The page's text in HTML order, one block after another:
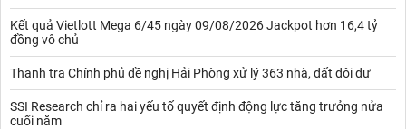
Kết quả Vietlott Mega 6/45 ngày 09/08/2026 Jackpot hơn 16,4 tỷ
đồng vô chủ
Thanh tra Chính phủ đề nghị Hải Phòng xử lý 363 nhà, đất dôi dư
SSI Research chỉ ra hai yếu tố quyết định động lực tăng trưởng nửa
cuối năm